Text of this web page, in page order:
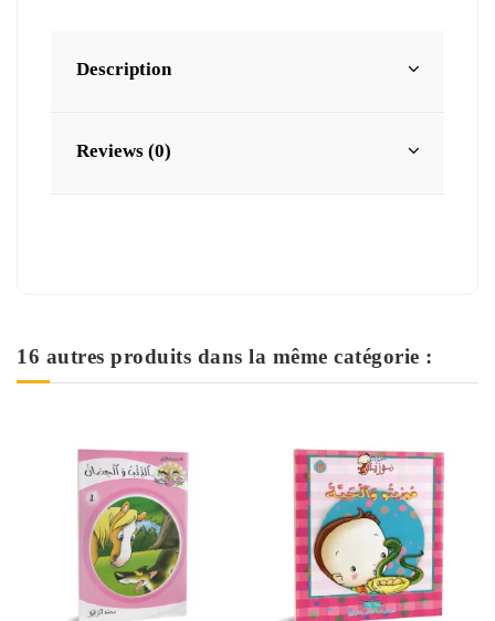
Description
Reviews (0)
16 autres produits dans la même catégorie :